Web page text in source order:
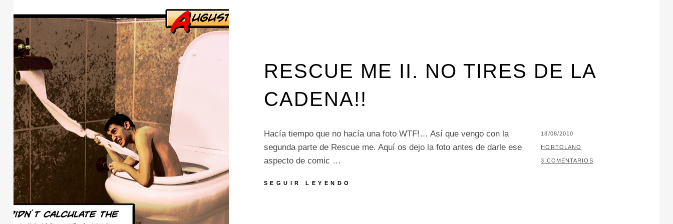
RESCUE ME II. NO TIRES DE LA
CADENA!!
Hacía tiempo que no hacía una foto WTF!… Así que vengo con la
segunda parte de Rescue me. Aquí os dejo la foto antes de darle ese
aspecto de comic …
SEGUIR LEYENDO
PUBLICADO
EL
18/08/2010
POR
HORTOLANO
3 COMENTARIOS